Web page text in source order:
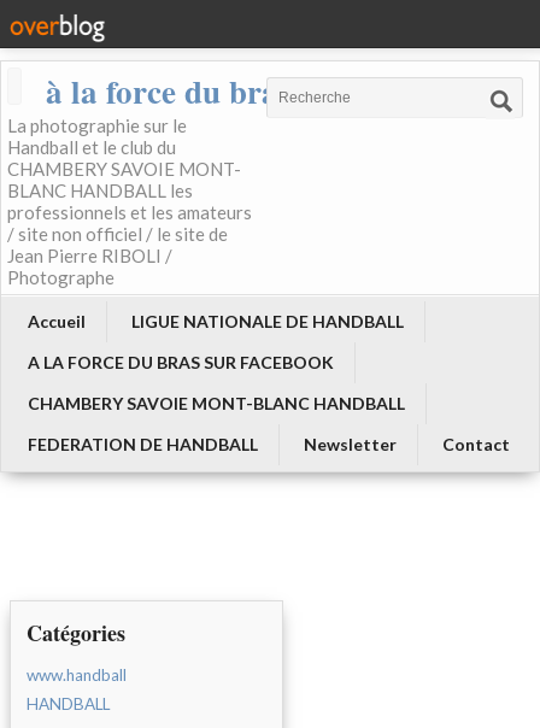
à la force du bras
La photographie sur le
Handball et le club du
CHAMBERY SAVOIE MONT-
BLANC HANDBALL les
professionnels et les amateurs
/ site non officiel / le site de
Jean Pierre RIBOLI /
Photographe
Accueil
LIGUE NATIONALE DE HANDBALL
A LA FORCE DU BRAS SUR FACEBOOK
CHAMBERY SAVOIE MONT-BLANC HANDBALL
FEDERATION DE HANDBALL
Newsletter Contact
Catégories
www.handball
HANDBALL